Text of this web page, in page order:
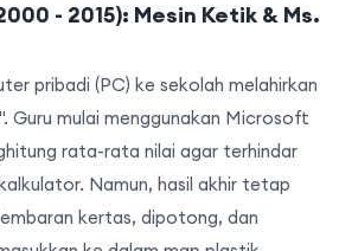
- 2015): Mesin Ketik & Ms.
pribadi (PC) ke sekolah melahirkan
Guru mulai menggunakan Microsoft
rata-rata nilai agar terhindar
Namun, hasil akhir tetap
kertas, dipotong, dan